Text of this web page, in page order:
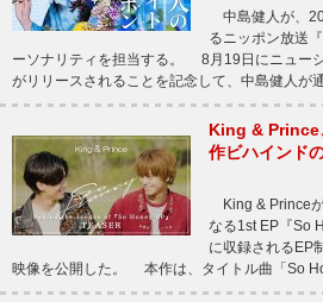
中島健人が、
るニッポン放送
ーソナリティを担当する。 8月19日にニュー
がリリースされることを記念して、中島健人が
King & Prince
作ビハインド
King & Prince
なる1st EP『So
に収録されるEP
映像を公開した。 本作は、タイトル曲「So